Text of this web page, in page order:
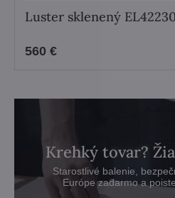
Luster sklenený
560 €
Krehký tovar?
Starostlivé balenie,
Európe zadarmo a